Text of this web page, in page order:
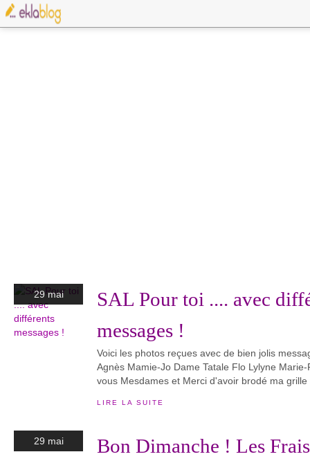
29 mai
SAL Pour toi .... avec
messages !
Voici les photos reçues avec de bien jolis
Agnès Mamie-Jo Dame Tatale Flo Lylyne
vous Mesdames et Merci d'avoir brodé ma
LIRE LA SUITE
29 mai Bon Dimanche ! Les